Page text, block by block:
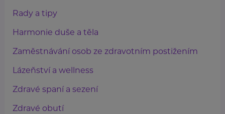
Rady a tipy
Harmonie duše a těla
Zaměstnávání osob ze zdravotním postižením
Lázeňství a wellness
Zdravé spaní a sezení
Zdravé obutí